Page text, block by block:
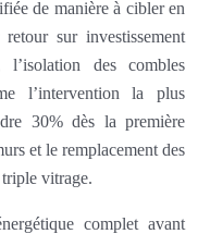
de manière à cibler en
sur investissement
l’isolation des combles
l’intervention la plus
30% dès la première
et le remplacement des
vitrage.
complet avant